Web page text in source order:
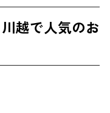
店
越で人気のお